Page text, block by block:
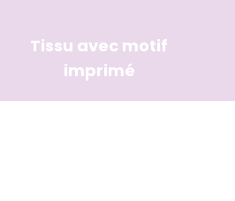
Tissu avec motif
imprimé